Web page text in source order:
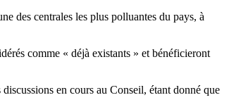
des centrales les plus polluantes du pays, à
comme « déjà existants » et bénéficieront
en cours au Conseil, étant donné que